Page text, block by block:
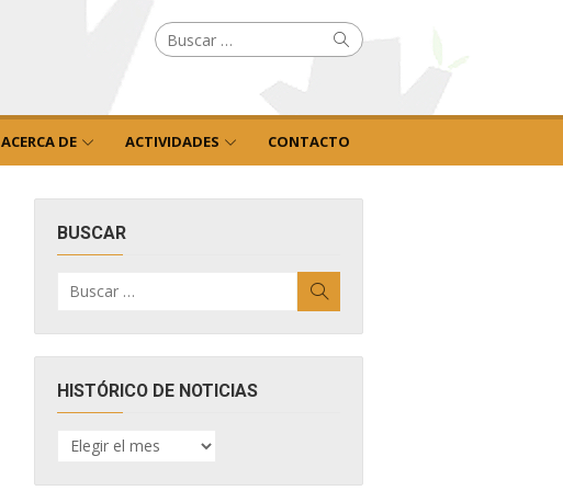
Buscar
por: Buscar
ACERCA DE ACTIVIDADES CONTACTO
BUSCAR
por:
HISTÓRICO DE NOTICIAS
HISTÓRICO
DE